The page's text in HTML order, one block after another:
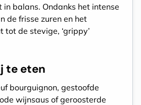
balans. Ondanks het intense
de frisse zuren en het
tot de stevige, ‘grippy’
te eten
bourguignon, gestoofde
wijnsaus of geroosterde